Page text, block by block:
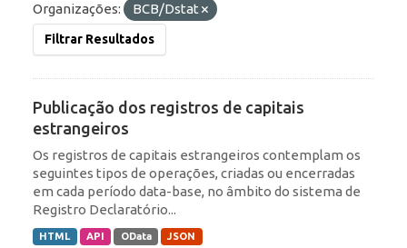
Organizações:
BCB/Dstat
Filtrar Resultados
Publicação dos registros de capitais
estrangeiros
Os registros de capitais estrangeiros contemplam os
seguintes tipos de operações, criadas ou encerradas
em cada período data-base, no âmbito do sistema de
Registro Declaratório...
HTML API OData JSON